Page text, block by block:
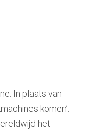
In plaats van
komen’.
het